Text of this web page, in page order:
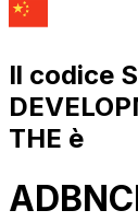
Il codice
THE è